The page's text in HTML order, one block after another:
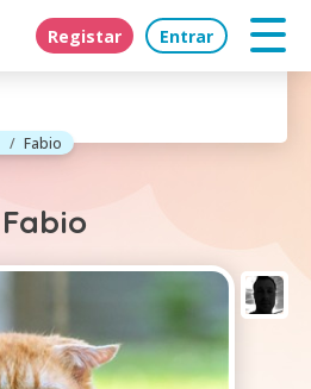
Registar Entrar
Fabio
Fabio